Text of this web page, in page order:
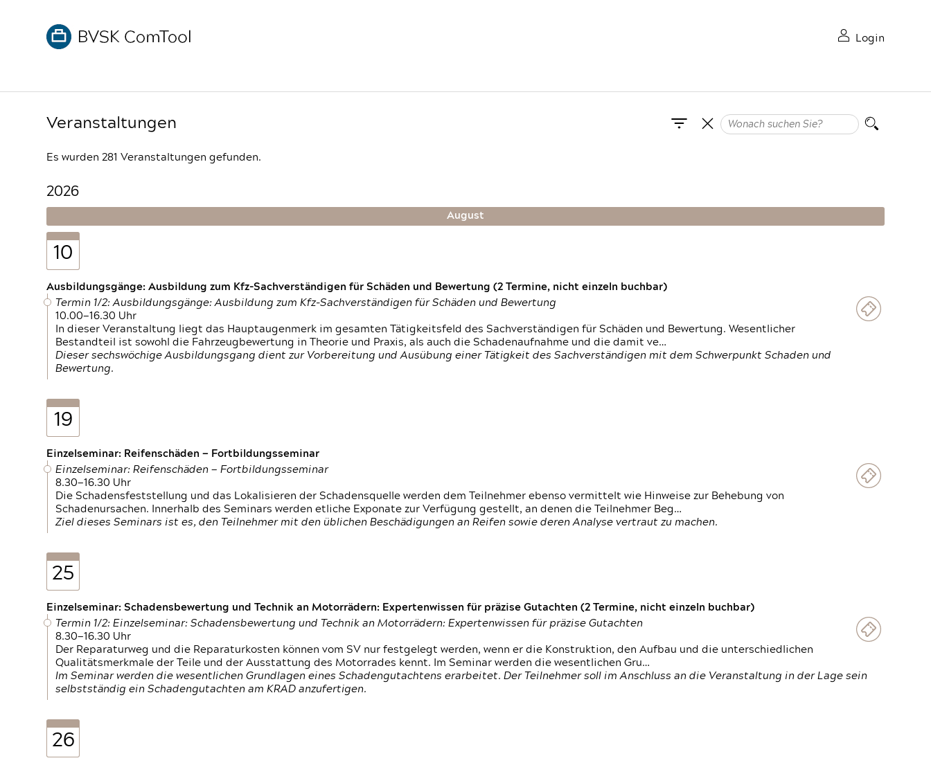
Login
Veranstaltungen
Es wurden 281 Veranstaltungen gefunden.
2026
August
10
Ausbildungsgänge: Ausbildung zum Kfz-Sachverständigen für Schäden und Bewertung (2 Termine, nicht einzeln buchbar)
Termin 1/2: Ausbildungsgänge: Ausbildung zum Kfz-Sachverständigen für Schäden und Bewertung
10.00—16.30 Uhr
In dieser Veranstaltung liegt das Hauptaugenmerk im gesamten Tätigkeitsfeld des Sachverständigen für Schäden und Bewertung. Wesentlicher
Bestandteil ist sowohl die Fahrzeugbewertung in Theorie und Praxis, als auch die Schadenaufnahme und die damit ve…
Dieser sechswöchige Ausbildungsgang dient zur Vorbereitung und Ausübung einer Tätigkeit des Sachverständigen mit dem Schwerpunkt Schaden und
Bewertung.
19
Einzelseminar: Reifenschäden — Fortbildungsseminar
Einzelseminar: Reifenschäden — Fortbildungsseminar
8.30—16.30 Uhr
Die Schadensfeststellung und das Lokalisieren der Schadensquelle werden dem Teilnehmer ebenso vermittelt wie Hinweise zur Behebung von
Schadenursachen. Innerhalb des Seminars werden etliche Exponate zur Verfügung gestellt, an denen die Teilnehmer Beg…
Ziel dieses Seminars ist es, den Teilnehmer mit den üblichen Beschädigungen an Reifen sowie deren Analyse vertraut zu machen.
25
Einzelseminar: Schadensbewertung und Technik an Motorrädern: Expertenwissen für präzise Gutachten (2 Termine, nicht einzeln buchbar)
Termin 1/2: Einzelseminar: Schadensbewertung und Technik an Motorrädern: Expertenwissen für präzise Gutachten
8.30—16.30 Uhr
Der Reparaturweg und die Reparaturkosten können vom SV nur festgelegt werden, wenn er die Konstruktion, den Aufbau und die unterschiedlichen
Qualitätsmerkmale der Teile und der Ausstattung des Motorrades kennt. Im Seminar werden die wesentlichen Gru…
Im Seminar werden die wesentlichen Grundlagen eines Schadengutachtens erarbeitet. Der Teilnehmer soll im Anschluss an die Veranstaltung in der Lage sein
selbstständig ein Schadengutachten am KRAD anzufertigen.
26